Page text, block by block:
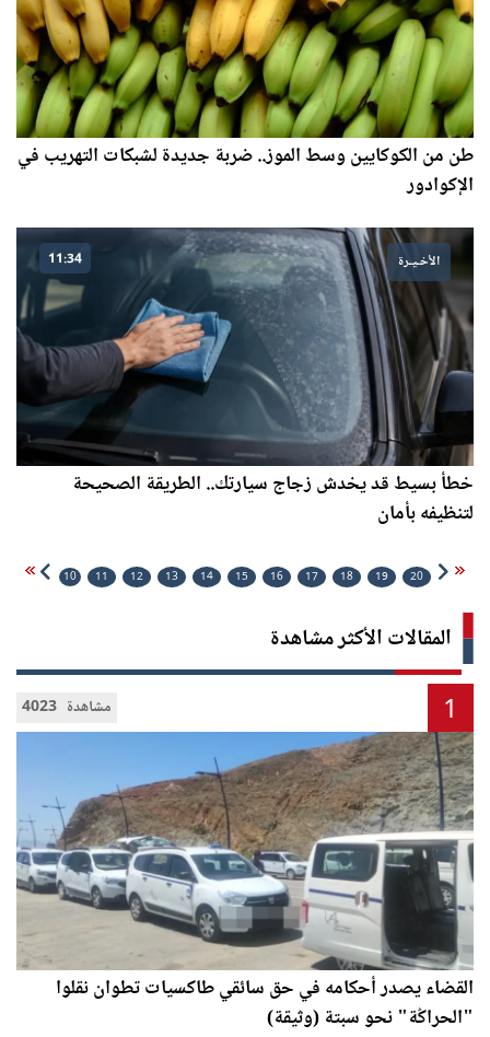
طن من الكوكايين وسط الموز.. ضربة جديدة لشبكات التهريب في
الإكوادور
الأخـيـرة 11:34
خطأ بسيط قد يخدش زجاج سيارتك.. الطريقة الصحيحة
لتنظيفه بأمان
10 11 12 13 14 15 16 17 18 19 20
المقالات الأكثر مشاهدة
4023 مشاهدة 1
القضاء يصدر أحكامه في حق سائقي طاكسيات تطوان نقلوا
"الحراݣة" نحو سبتة (وثيقة)